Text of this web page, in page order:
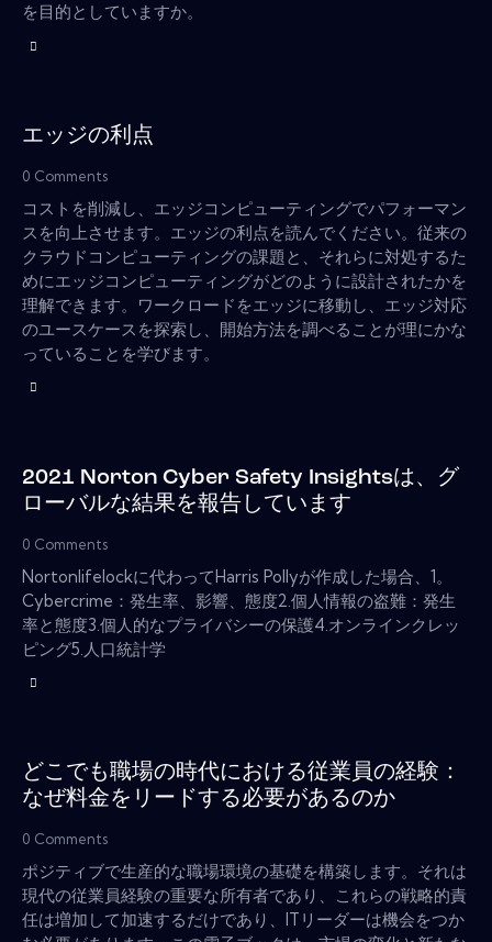
を目的としていますか。
エッジの利点
0 Comments
コストを削減し、エッジコンピューティングでパフォーマン
スを向上させます。エッジの利点を読んでください。従来の
クラウドコンピューティングの課題と、それらに対処するた
めにエッジコンピューティングがどのように設計されたかを
理解できます。ワークロードをエッジに移動し、エッジ対応
のユースケースを探索し、開始方法を調べることが理にかな
っていることを学びます。
2021 Norton Cyber​​ Safety Insightsは、グ
ローバルな結果を報告しています
0 Comments
Nortonlifelockに代わってHarris Pollyが作成した場合、1。
Cyber​​crime：発生率、影響、態度2.個人情報の盗難：発生
率と態度3.個人的なプライバシーの保護4.オンラインクレッ
ピング5.人口統計学
どこでも職場の時代における従業員の経験：
なぜ料金をリードする必要があるのか
0 Comments
ポジティブで生産的な職場環境の基礎を構築します。それは
現代の従業員経験の重要な所有者であり、これらの戦略的責
任は増加して加速するだけであり、ITリーダーは機会をつか